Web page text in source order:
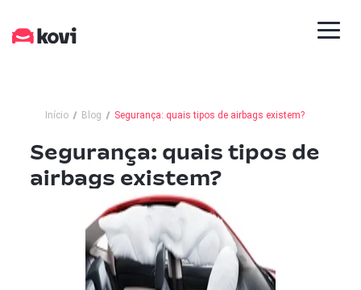
Início Blog Segurança: quais tipos de airbags existem?
Segurança: quais tipos de
airbags existem?